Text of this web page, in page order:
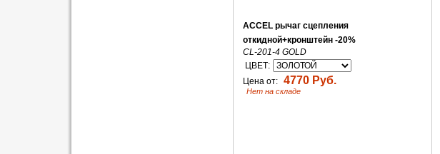
ACCEL рычаг сцепления
откидной+кронштейн -20%
CL-201-4 GOLD
ЦВЕТ:
Цена от: 4770 Руб.
Нет на складе